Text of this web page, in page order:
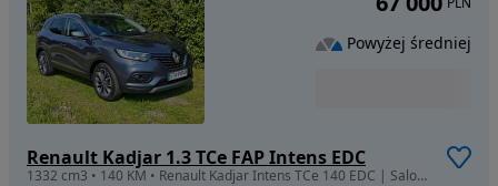
Renault Kadjar 1.3 TCe FAP Intens EDC
1332 cm3 • 140 KM • Renault Kadjar Intens TCe 140 EDC | Salon PL | ASO | Hak | TechPremium
Powyżej średniej